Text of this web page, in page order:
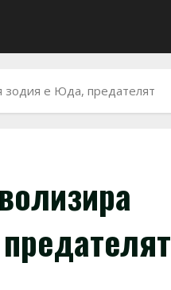
зодия е Юда, предателят